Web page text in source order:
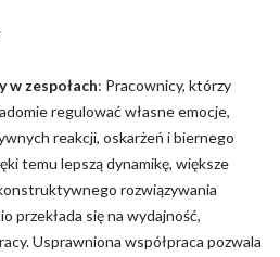
w zespołach: Pracownicy, którzy
regulować własne emocje,
reakcji, oskarżeń i biernego
temu lepszą dynamikę, większe
rozwiązywania
przekłada się na wydajność,
Usprawniona współpraca pozwala